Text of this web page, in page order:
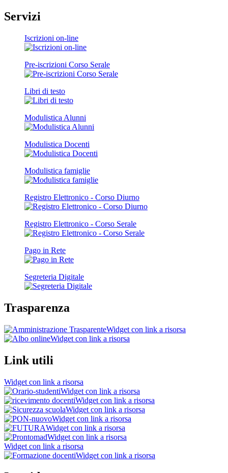
Servizi
Iscrizioni on-line
Pre-iscrizioni Corso Serale
Libri di testo
Modulistica Alunni
Modulistica Docenti
Modulistica famiglie
Registro Elettronico - Corso Diurno
Registro Elettronico - Corso Serale
Pago in Rete
Segreteria Digitale
Trasparenza
Widget con link a risorsa
Widget con link a risorsa
Link utili
Widget con link a risorsa
Widget con link a risorsa
Widget con link a risorsa
Widget con link a risorsa
Widget con link a risorsa
Widget con link a risorsa
Widget con link a risorsa
Widget con link a risorsa
Widget con link a risorsa